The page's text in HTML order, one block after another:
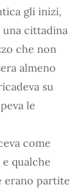
gli inizi,
una cittadina
che non
almeno
su
le
come
qualche
erano partite